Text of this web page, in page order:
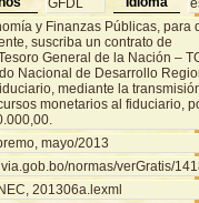
GFDL
y Finanzas Públicas, para
suscriba un contrato de
General de la Nación –
Nacional de Desarrollo
mediante la
monetarios al fiduciario,
mayo/2013
normas/verGratis/
201306a.lexml